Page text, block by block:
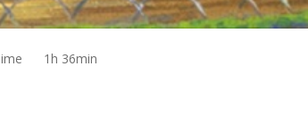
1h 36min